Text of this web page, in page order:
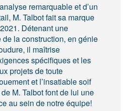
remarquable et d’un
M. Talbot fait sa marque
Détenant une
la construction, en génie
il maîtrise
spécifiques et les
projets de toute
et l’insatiable soif
M. Talbot font de lui une
au sein de notre équipe!